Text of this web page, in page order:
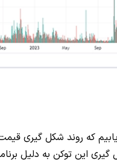
که روند شکل گیری
این توکن به دلیل